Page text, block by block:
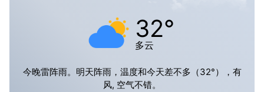
32°
多云
今晚雷阵雨。明天阵雨，温度和今天差不多（32°），有
风, 空气不错。